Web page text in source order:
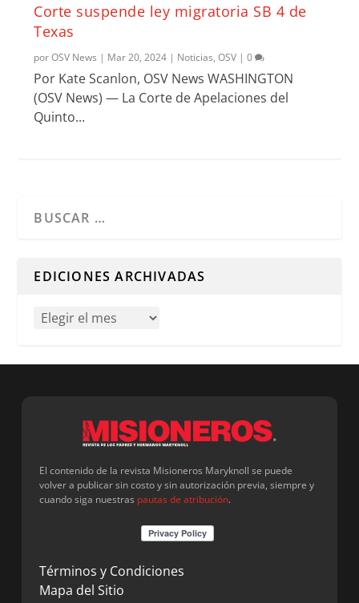
Corte suspende ley migratoria SB 4 de
Texas
porOSV News | Mar 20, 2024 | Noticias,OSV |0
Por Kate Scanlon, OSV News WASHINGTON
(OSV News) — La Corte de Apelaciones del
Quinto...
EDICIONES ARCHIVADAS
El contenido de la revista Misioneros Maryknoll se puede
volver a publicar sin costo y sin autorización previa, siempre y
cuando siga nuestras pautas de atribución.
Términos y Condiciones
Mapa del Sitio